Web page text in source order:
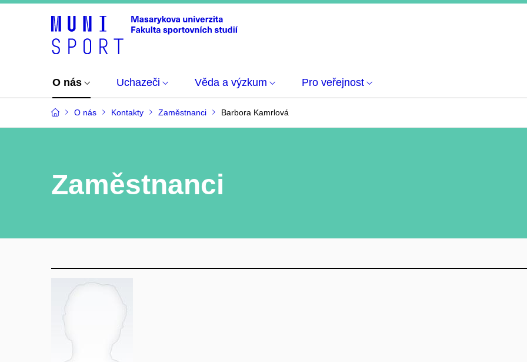
O nás Uchazeči Věda a výzkum Pro veřejnost
O nás Kontakty Zaměstnanci Barbora Kamrlová
Zaměstnanci